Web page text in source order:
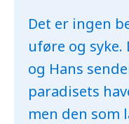
Det er ingen
uføre og syke.
og Hans
paradisets
men den som